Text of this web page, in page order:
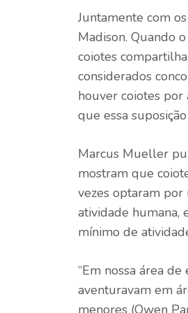
Juntamente com
Madison. Quando
coiotes
considerados
houver coiotes por
que essa
Marcus Mueller
mostram que
vezes optaram por
atividade humana,
mínimo de
“Em nossa área
aventuravam em
menores (Owen